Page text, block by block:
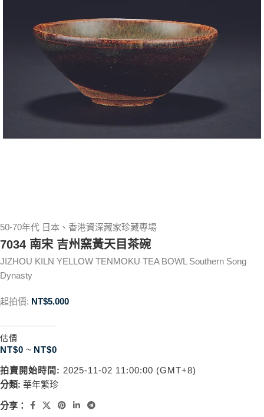
50-70年代 日本、香港資深藏家珍藏專場
7034 南宋 吉州窯黃天目茶碗
JIZHOU KILN YELLOW TENMOKU TEA BOWL Southern Song
Dynasty
起拍價: NT$5.000
估價
NT$0 ~ NT$0
拍賣開始時間: 2025-11-02 11:00:00 (GMT+8)
分類: 華年繁珍
分享：